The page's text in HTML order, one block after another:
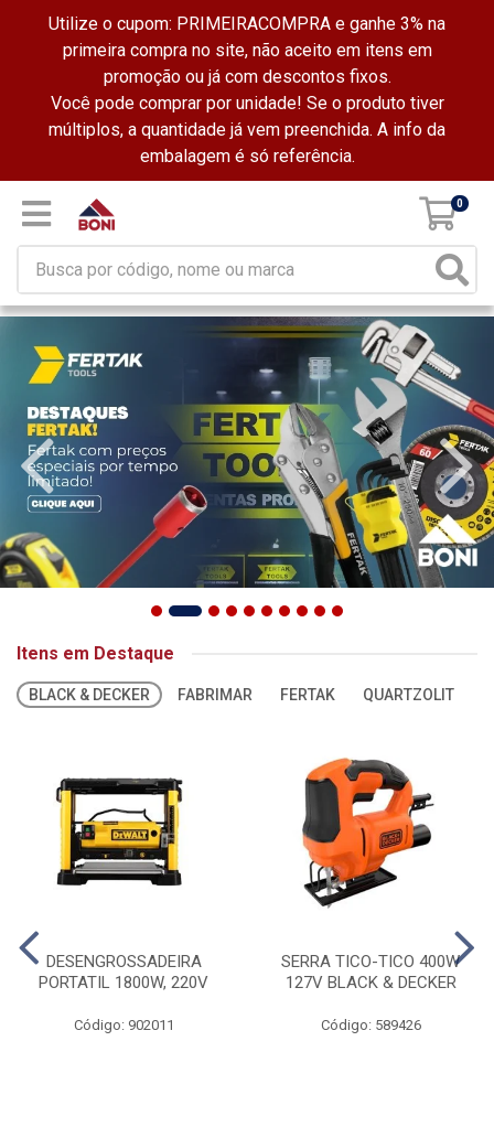
Utilize o cupom: PRIMEIRACOMPRA e ganhe 3% na
primeira compra no site, não aceito em itens em
promoção ou já com descontos fixos.
Você pode comprar por unidade! Se o produto tiver
múltiplos, a quantidade já vem preenchida. A info da
embalagem é só referência.
0
Itens em Destaque
BLACK & DECKER FABRIMAR FERTAK QUARTZOLIT
DESENGROSSADEIRA
PORTATIL 1800W, 220V
Código: 902011
SERRA TICO-TICO 400W
127V BLACK & DECKER
Código: 589426